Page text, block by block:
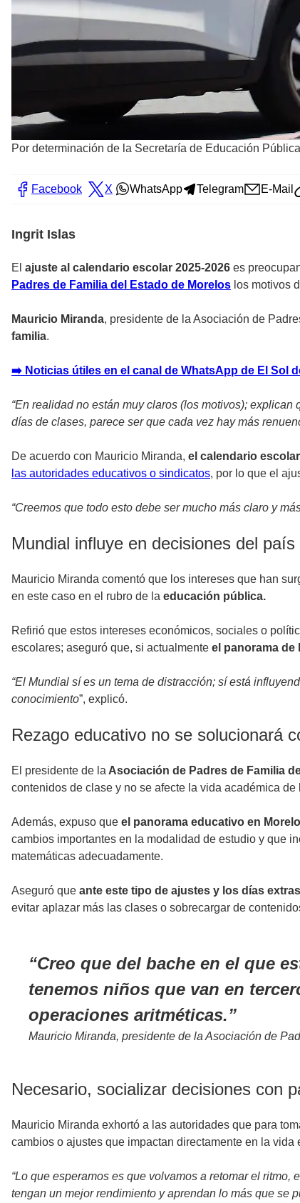
Por determinación de la Secretaría de Educación
Facebook X WhatsApp Telegram E-Mail
Ingrit Islas
El ajuste al calendario escolar 2025-2026 es
Padres de Familia del Estado de Morelos los motivos
Mauricio Miranda, presidente de la Asociación de
familia.
➡️ Noticias útiles en el canal de WhatsApp de El Sol
“En realidad no están muy claros (los motivos);
días de clases, parece ser que cada vez hay más
De acuerdo con Mauricio Miranda, el calendario
las autoridades educativos o sindicatos, por lo que el
“Creemos que todo esto debe ser mucho más claro y
Mundial influye en decisiones del país
Mauricio Miranda comentó que los intereses que han
en este caso en el rubro de la educación pública.
Refirió que estos intereses económicos, sociales o
escolares; aseguró que, si actualmente el panorama de
“El Mundial sí es un tema de distracción; sí está
conocimiento”, explicó.
Rezago educativo no se solucionará
El presidente de la Asociación de Padres de Familia
contenidos de clase y no se afecte la vida académica
Además, expuso que el panorama educativo en
cambios importantes en la modalidad de estudio y que
matemáticas adecuadamente.
Aseguró que ante este tipo de ajustes y los días
evitar aplazar más las clases o sobrecargar de
Creo que del bache en el que
tenemos niños que van en
operaciones aritméticas.
Mauricio Miranda, presidente de la Asociación de
Necesario, socializar decisiones con
Mauricio Miranda exhortó a las autoridades que para
cambios o ajustes que impactan directamente en la
“Lo que esperamos es que volvamos a retomar el
tengan un mejor rendimiento y aprendan lo más que se